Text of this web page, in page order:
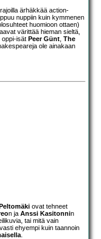
ärhäkkää action-
nuppiin kuin kymmenen
huomioon ottaen)
värittää hieman sieltä,
oppi-isät Peer Günt The
ole ainakaan
ovat tehneet
n ja Anssi Kasitonnin
tai mitä vain
ehyempi kuin taannoin